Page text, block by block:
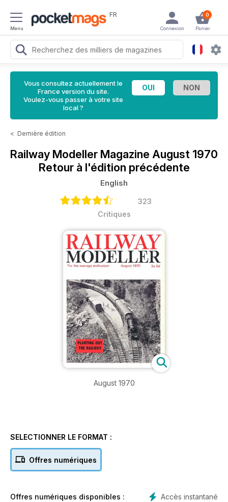
Menu
FR 0
Panier
Connexion
Vous consultez actuellement le
France version du site.
Voulez-vous passer à votre site
local ?
< Dernière édition
Railway Modeller Magazine August 1970
Retour à l'édition précédente
English
323
Critiques
August 1970
SELECTIONNER LE FORMAT :
Offres numériques
Accès instantané
Offres numériques disponibles :